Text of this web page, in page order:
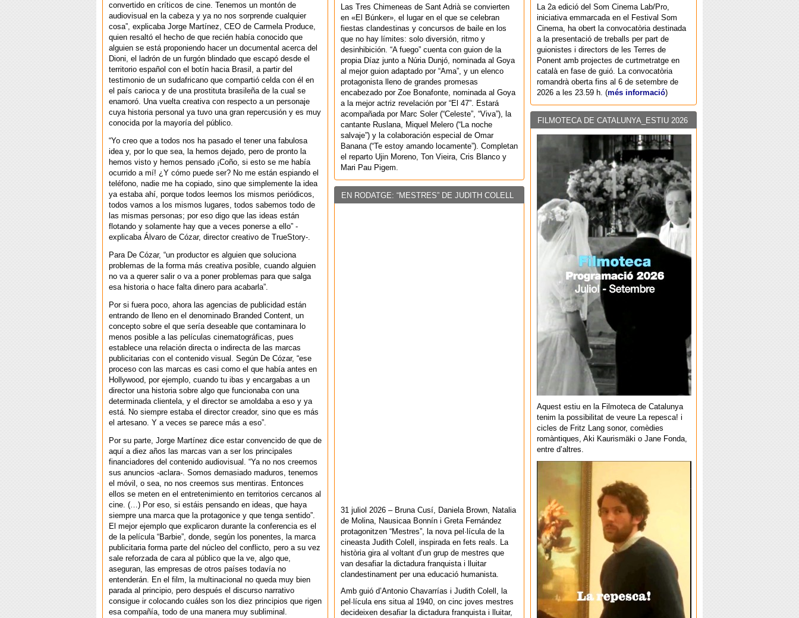
convertido en críticos de cine. Tenemos un montón de
audiovisual en la cabeza y ya no nos sorprende cualquier
cosa”, explicaba Jorge Martínez, CEO de Carmela Produce,
quien resaltó el hecho de que recién había conocido que
alguien se está proponiendo hacer un documental acerca del
Dioni, el ladrón de un furgón blindado que escapó desde el
territorio español con el botín hacia Brasil, a partir del
testimonio de un sudafricano que compartió celda con él en
el país carioca y de una prostituta brasileña de la cual se
enamoró. Una vuelta creativa con respecto a un personaje
cuya historia personal ya tuvo una gran repercusión y es muy
conocida por la mayoría del público.
“Yo creo que a todos nos ha pasado el tener una fabulosa
idea y, por lo que sea, la hemos dejado, pero de pronto la
hemos visto y hemos pensado ¡Coño, si esto se me había
ocurrido a mí! ¿Y cómo puede ser? No me están espiando el
teléfono, nadie me ha copiado, sino que simplemente la idea
ya estaba ahí, porque todos leemos los mismos periódicos,
todos vamos a los mismos lugares, todos sabemos todo de
las mismas personas; por eso digo que las ideas están
flotando y solamente hay que a veces ponerse a ello” -
explicaba Álvaro de Cózar, director creativo de TrueStory-.
Para De Cózar, “un productor es alguien que soluciona
problemas de la forma más creativa posible, cuando alguien
no va a querer salir o va a poner problemas para que salga
esa historia o hace falta dinero para acabarla”.
Por si fuera poco, ahora las agencias de publicidad están
entrando de lleno en el denominado Branded Content, un
concepto sobre el que sería deseable que contaminara lo
menos posible a las películas cinematográficas, pues
establece una relación directa o indirecta de las marcas
publicitarias con el contenido visual. Según De Cózar, “ese
proceso con las marcas es casi como el que había antes en
Hollywood, por ejemplo, cuando tu ibas y encargabas a un
director una historia sobre algo que funcionaba con una
determinada clientela, y el director se amoldaba a eso y ya
está. No siempre estaba el director creador, sino que es más
el artesano. Y a veces se parece más a eso”.
Por su parte, Jorge Martínez dice estar convencido de que de
aquí a diez años las marcas van a ser los principales
financiadores del contenido audiovisual. “Ya no nos creemos
sus anuncios -aclara-. Somos demasiado maduros, tenemos
el móvil, o sea, no nos creemos sus mentiras. Entonces
ellos se meten en el entretenimiento en territorios cercanos al
cine. (…) Por eso, si estáis pensando en ideas, que haya
siempre una marca que la protagonice y que tenga sentido”.
El mejor ejemplo que explicaron durante la conferencia es el
de la película “Barbie”, donde, según los ponentes, la marca
publicitaria forma parte del núcleo del conflicto, pero a su vez
sale reforzada de cara al público que la ve, algo que,
aseguran, las empresas de otros países todavía no
entenderán. En el film, la multinacional no queda muy bien
parada al principio, pero después el discurso narrativo
consigue ir colocando cuáles son los diez principios que rigen
esa compañía, todo de una manera muy subliminal.
La 2a edició del Som Cinema Lab/Pro,
iniciativa emmarcada en el Festival Som
Cinema, ha obert la convocatòria destinada
a la presentació de treballs per part de
guionistes i directors de les Terres de
Ponent amb projectes de curtmetratge en
català en fase de guió. La convocatòria
romandrà oberta fins al 6 de setembre de
2026 a les 23.59 h. (més informació)
FILMOTECA DE CATALUNYA_ESTIU 2026
Aquest estiu en la Filmoteca de Catalunya
tenim la possibilitat de veure La repesca! i
cicles de Fritz Lang sonor, comèdies
romàntiques, Aki Kaurismäki o Jane Fonda,
entre d’altres.
Las Tres Chimeneas de Sant Adrià se convierten
en «El Búnker», el lugar en el que se celebran
fiestas clandestinas y concursos de baile en los
que no hay límites: solo diversión, ritmo y
desinhibición. “A fuego” cuenta con guion de la
propia Díaz junto a Núria Dunjó, nominada al Goya
al mejor guion adaptado por “Ama”, y un elenco
protagonista lleno de grandes promesas
encabezado por Zoe Bonafonte, nominada al Goya
a la mejor actriz revelación por “El 47”. Estará
acompañada por Marc Soler (“Celeste”, “Viva”), la
cantante Ruslana, Miquel Melero (“La noche
salvaje”) y la colaboración especial de Omar
Banana (“Te estoy amando locamente”). Completan
el reparto Ujin Moreno, Ton Vieira, Cris Blanco y
Mari Pau Pigem.
EN RODATGE: “MESTRES” DE JUDITH COLELL
31 juliol 2026 – Bruna Cusí, Daniela Brown, Natalia
de Molina, Nausicaa Bonnín i Greta Fernández
protagonitzen “Mestres”, la nova pel·lícula de la
cineasta Judith Colell, inspirada en fets reals. La
història gira al voltant d’un grup de mestres que
van desafiar la dictadura franquista i lluitar
clandestinament per una educació humanista.
Amb guió d’Antonio Chavarrías i Judith Colell, la
pel·lícula ens situa al 1940, on cinc joves mestres
decideixen desafiar la dictadura franquista i lluitar,